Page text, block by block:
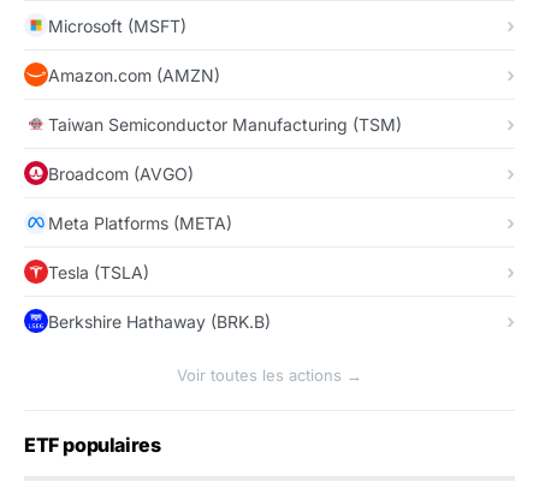
Microsoft (MSFT)
Amazon.com (AMZN)
Taiwan Semiconductor Manufacturing (TSM)
Broadcom (AVGO)
Meta Platforms (META)
Tesla (TSLA)
Berkshire Hathaway (BRK.B)
Voir toutes les actions →
ETF populaires